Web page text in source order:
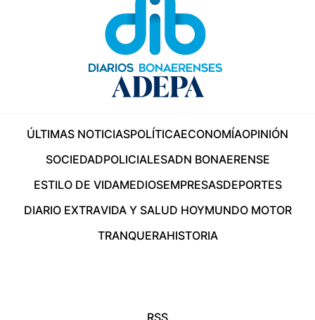
ÚLTIMAS NOTICIASPOLÍTICAECONOMÍAOPINIÓN
SOCIEDADPOLICIALESADN BONAERENSE
ESTILO DE VIDAMEDIOSEMPRESASDEPORTES
DIARIO EXTRAVIDA Y SALUD HOYMUNDO MOTOR
TRANQUERAHISTORIA